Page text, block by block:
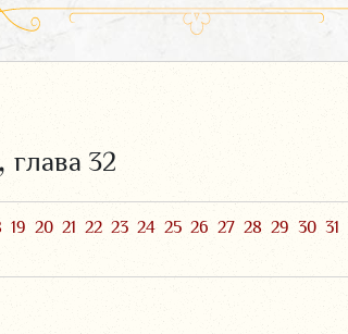
глава 32
19 20 21 22 23 24 25 26 27 28 29 30 31